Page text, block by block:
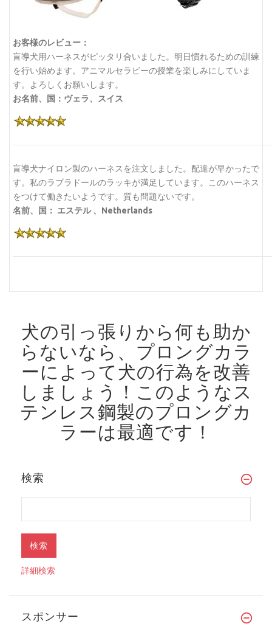
お客様のレビュー：
盲導犬用ハーネスがピッタリ合いました。明日慣れるための訓練
を行い始めます。アニマルセラビーの授業を楽しみにしていま
す。よろしくお願いします。
お名前、国：ヴェラ、スイス
盲導犬ナイロン製のハーネスを注文しました。配達が早かったで
す。私のラブラドールのラッキが満足しています。このハーネス
をつけて働きたいようです。質も問題ないです。
名前、国： エステル 、Netherlands
犬の引っ張りから何も助か
らないなら、プロングカラ
ーによって犬の行為を改善
しましょう！ このようなス
テンレス鋼製のプロングカ
ラーは最適です！
検索
詳細検索
スポンサー